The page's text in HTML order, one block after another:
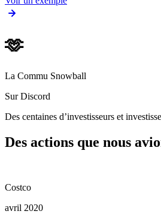
🫶
La Commu Snowball
Sur Discord
Des centaines d’investisseurs et
Des actions que nous
Costco
avril 2020